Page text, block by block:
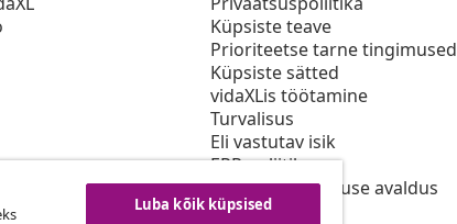
Küpsiste teave
Prioriteetse tarne tingimused
Küpsiste sätted
vidaXLis töötamine
Turvalisus
Eli vastutav isik
EPR poliitika
Juurdepääsetavuse avaldus
Luba kõik küpsised